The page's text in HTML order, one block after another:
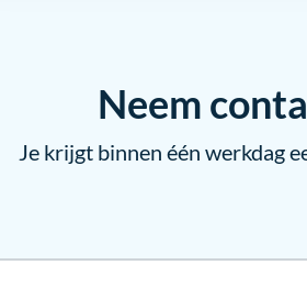
Neem
Je krijgt binnen één werkdag